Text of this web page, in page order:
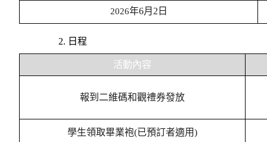
2026年6月 2 日
2. 日程
活動內容
報到二維碼和觀禮券發放
學生領取畢業袍(已預訂者適用)